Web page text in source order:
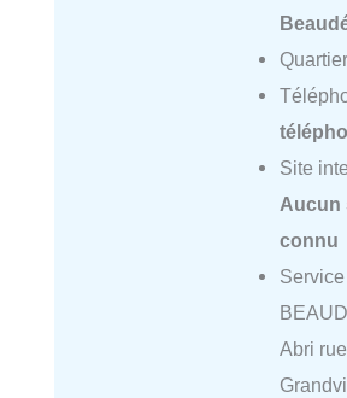
Site
Aucun
connu
Service
Abri